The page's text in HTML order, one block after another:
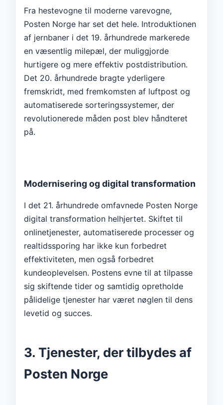
Fra hestevogne til moderne varevogne,
Posten Norge har set det hele. Introduktionen
af ​​jernbaner i det 19. århundrede markerede
en væsentlig milepæl, der muliggjorde
hurtigere og mere effektiv postdistribution.
Det 20. århundrede bragte yderligere
fremskridt, med fremkomsten af ​​luftpost og
automatiserede sorteringssystemer, der
revolutionerede måden post blev håndteret
på.
Modernisering og digital transformation
I det 21. århundrede omfavnede Posten Norge
digital transformation helhjertet. Skiftet til
onlinetjenester, automatiserede processer og
realtidssporing har ikke kun forbedret
effektiviteten, men også forbedret
kundeoplevelsen. Postens evne til at tilpasse
sig skiftende tider og samtidig opretholde
pålidelige tjenester har været nøglen til dens
levetid og succes.
3. Tjenester, der tilbydes af
Posten Norge